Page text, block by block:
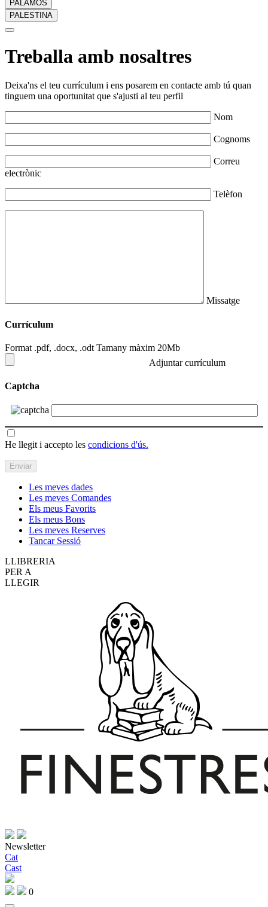
PALAMÓS
PALESTINA
Treballa amb nosaltres
Deixa'ns el teu currículum i ens posarem en contacte amb tú quan
tinguem una oportunitat que s'ajusti al teu perfil
Nom
Cognoms
Correu
electrònic
Telèfon
Missatge
Currículum
Format .pdf, .docx, .odt Tamany màxim 20Mb
Adjuntar currículum
Captcha
He llegit i accepto les condicions d'ús.
Les meves dades
Les meves Comandes
Els meus Favorits
Els meus Bons
Les meves Reserves
Tancar Sessió
LLIBRERIA
PER A
LLEGIR
Newsletter
Cat
Cast
0